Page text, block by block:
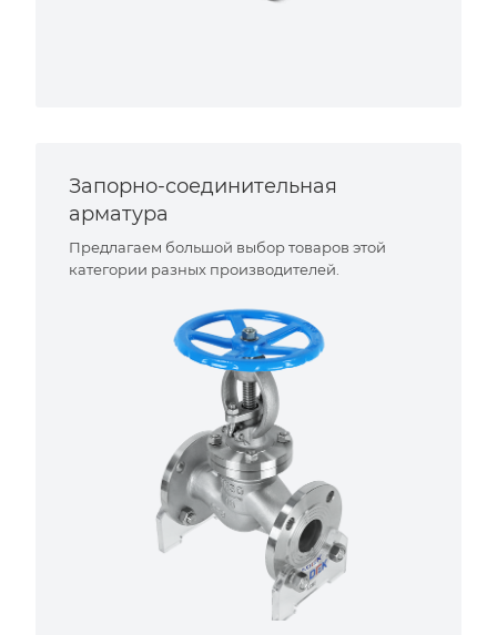
Запорно-соединительная
арматура
Предлагаем большой выбор товаров этой
категории разных производителей.